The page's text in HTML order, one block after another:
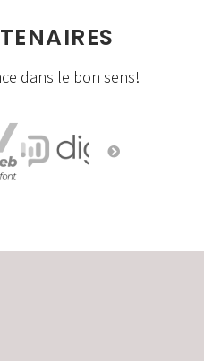
dans le bon sens!